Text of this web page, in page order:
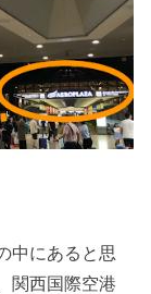
中にあると思
関西国際空港